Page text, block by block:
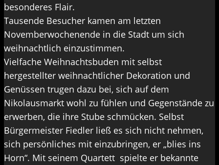
besonderes Flair.
Tausende Besucher kamen am letzten
Novemberwochenende in die Stadt um sich
weihnachtlich einzustimmen.
Vielfache Weihnachtsbuden mit selbst
hergestellter weihnachtlicher Dekoration und
Genüssen trugen dazu bei, sich auf dem
Nikolausmarkt wohl zu fühlen und Gegenstände zu
erwerben, die ihre Stube schmücken. Selbst
Bürgermeister Fiedler ließ es sich nicht nehmen,
sich persönliches mit einzubringen, er „blies ins
Horn“. Mit seinem Quartett spielte er bekannte